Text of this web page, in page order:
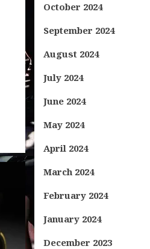
October 2024
September 2024
August 2024
July 2024
June 2024
May 2024
April 2024
March 2024
February 2024
January 2024
December 2023